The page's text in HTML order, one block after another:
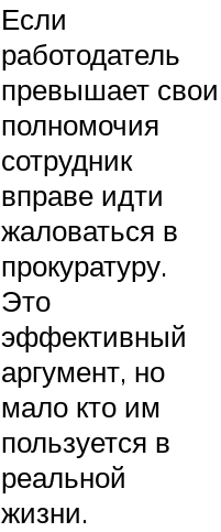
Если
работодатель
превышает свои
полномочия
сотрудник
вправе идти
жаловаться в
прокуратуру.
Это
эффективный
аргумент, но
мало кто им
пользуется в
реальной
жизни.